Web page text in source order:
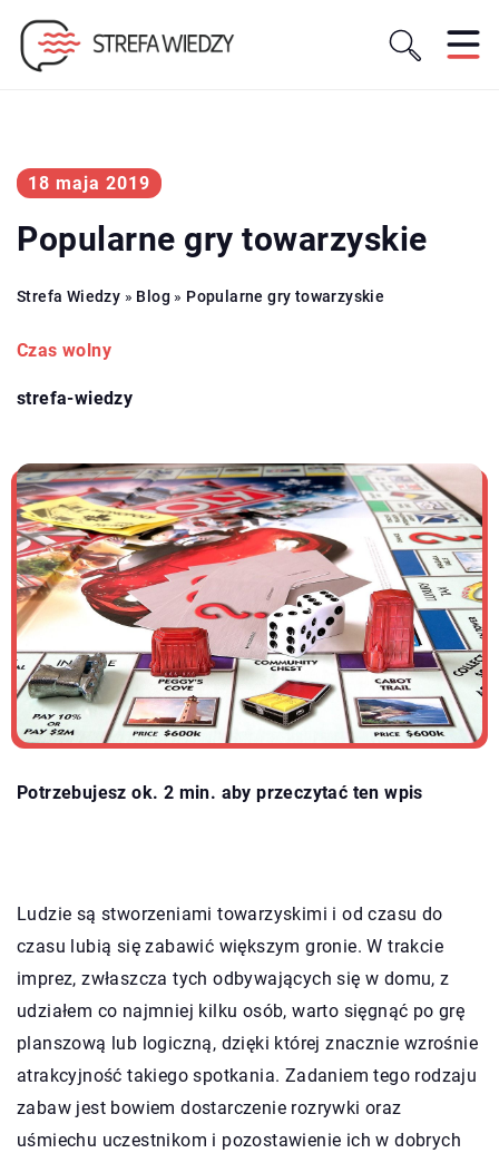
18 maja 2019
Popularne gry towarzyskie
Strefa Wiedzy » Blog » Popularne gry towarzyskie
Czas wolny
strefa-wiedzy
Potrzebujesz ok. 2 min. aby przeczytać ten wpis
Ludzie są stworzeniami towarzyskimi i od czasu do
czasu lubią się zabawić większym gronie. W trakcie
imprez, zwłaszcza tych odbywających się w domu, z
udziałem co najmniej kilku osób, warto sięgnąć po grę
planszową lub logiczną, dzięki której znacznie wzrośnie
atrakcyjność takiego spotkania. Zadaniem tego rodzaju
zabaw jest bowiem dostarczenie rozrywki oraz
uśmiechu uczestnikom i pozostawienie ich w dobrych